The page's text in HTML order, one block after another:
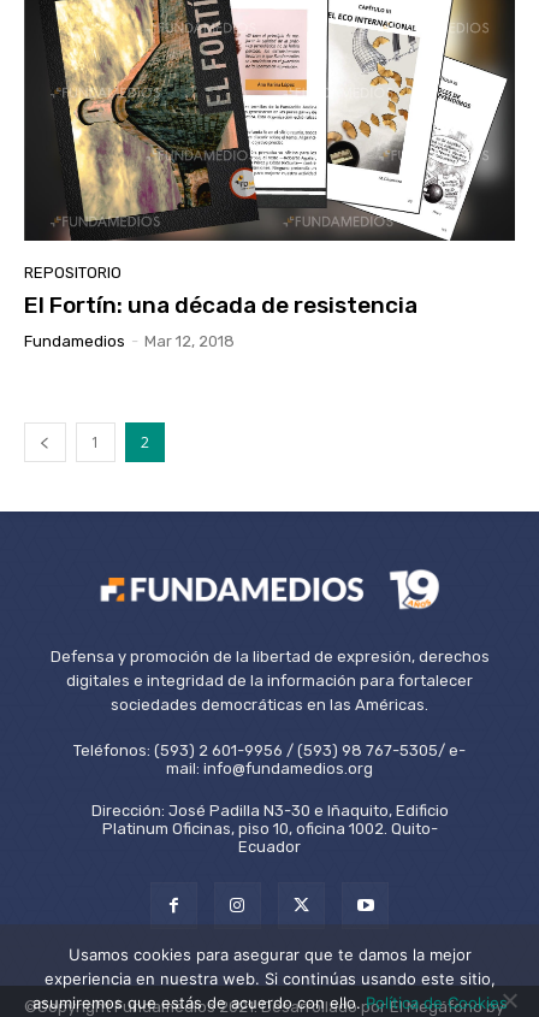
REPOSITORIO
El Fortín: una década de resistencia
Fundamedios - Mar 12, 2018
1 2
Defensa y promoción de la libertad de expresión, derechos
digitales e integridad de la información para fortalecer
sociedades democráticas en las Américas.
Teléfonos: (593) 2 601-9956 / (593) 98 767-5305/ e-
mail: info@fundamedios.org
Dirección: José Padilla N3-30 e Iñaquito, Edificio
Platinum Oficinas, piso 10, oficina 1002. Quito-
Ecuador
©Copyright Fundamedios 2021. Desarrollado por El Megáfono by
Usamos cookies para asegurar que te damos la mejor
experiencia en nuestra web. Si continúas usando este sitio,
asumiremos que estás de acuerdo con ello.Política de Cookies